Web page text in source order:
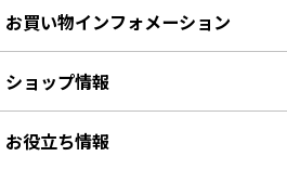
お買い物インフォメーション
ショップ情報
お役立ち情報